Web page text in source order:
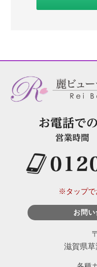
※タップで
お問
滋賀県草